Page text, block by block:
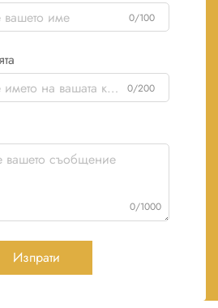
0/100
0/200
0/1000
Изпрати